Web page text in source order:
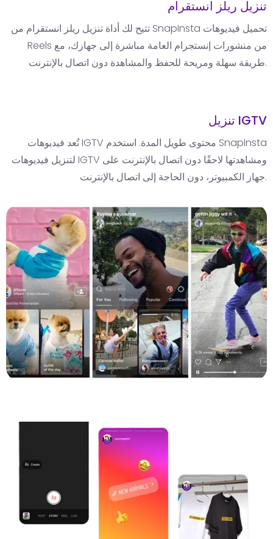
تنزيل ريلز انستقرام
تتيح لك أداة تنزيل ريلز انستقرام من SnapInsta تحميل فيديوهات
Reels من منشورات إنستجرام العامة مباشرة إلى جهازك، مع
طريقة سهلة ومريحة للحفظ والمشاهدة دون اتصال بالإنترنت.
تنزيل IGTV
تُعد فيديوهات IGTV محتوى طويل المدة. استخدم SnapInsta
لتنزيل فيديوهات IGTV ومشاهدتها لاحقًا دون اتصال بالإنترنت على
جهاز الكمبيوتر، دون الحاجة إلى اتصال بالإنترنت.